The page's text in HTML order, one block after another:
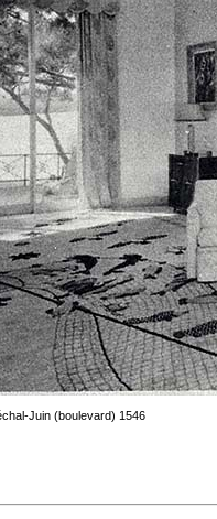
Juin (boulevard) 1546